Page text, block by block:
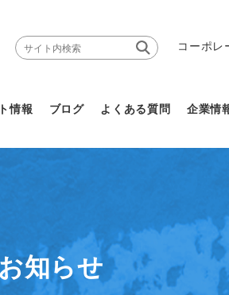
コーポレ
情報 ブログ よくある質問 企業情
お知らせ